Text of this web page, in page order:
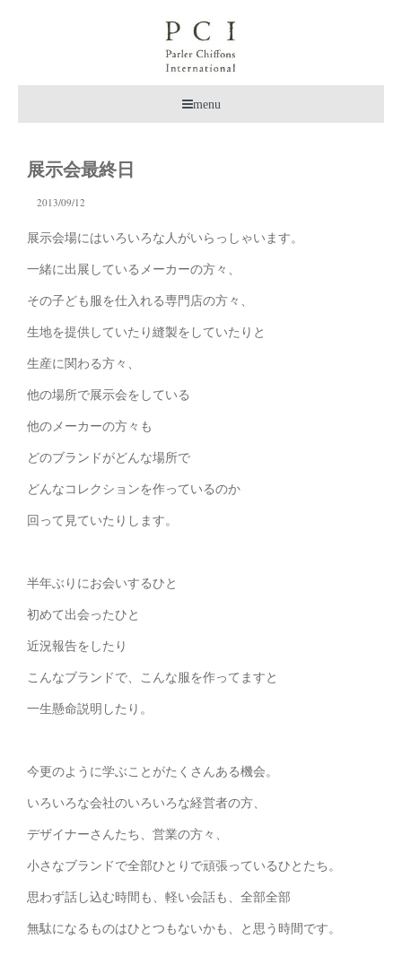
menu
展示会最終日
2013/09/12
展示会場にはいろいろな人がいらっしゃいます。
一緒に出展しているメーカーの方々、
その子ども服を仕入れる専門店の方々、
生地を提供していたり縫製をしていたりと
生産に関わる方々、
他の場所で展示会をしている
他のメーカーの方々も
どのブランドがどんな場所で
どんなコレクションを作っているのか
回って見ていたりします。
半年ぶりにお会いするひと
初めて出会ったひと
近況報告をしたり
こんなブランドで、こんな服を作ってますと
一生懸命説明したり。
今更のように学ぶことがたくさんある機会。
いろいろな会社のいろいろな経営者の方、
デザイナーさんたち、営業の方々、
小さなブランドで全部ひとりで頑張っているひとたち。
思わず話し込む時間も、軽い会話も、全部全部
無駄になるものはひとつもないかも、と思う時間です。